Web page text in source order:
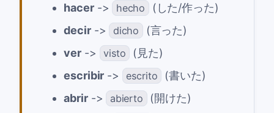
hacer-> hecho
(した/作った)
decir-> dicho
(言った)
ver -> visto
(見た)
escribir -> escrito
(書いた)
abrir-> abierto
(開けた)